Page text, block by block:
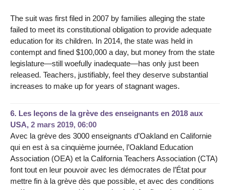
The suit was first filed in 2007 by families alleging the state
failed to meet its constitutional obligation to provide adequate
education for its children. In 2014, the state was held in
contempt and fined $100,000 a day, but money from the state
legislature—still woefully inadequate—has only just been
released. Teachers, justifiably, feel they deserve substantial
increases to make up for years of stagnant wages.
6. Les leçons de la grève des enseignants en 2018 aux
USA, 2 mars 2019, 06:00
Avec la grève des 3000 enseignants d’Oakland en Californie
qui en est à sa cinquième journée, l’Oakland Education
Association (OEA) et la California Teachers Association (CTA)
font tout en leur pouvoir avec les démocrates de l’État pour
mettre fin à la grève dès que possible, et avec des conditions